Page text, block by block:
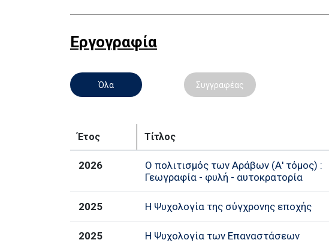
Εργογραφία
Όλα Συγγραφέας
Έτος Τίτλος
2026
Ο πολιτισμός των Αράβων (Α' τόμος) :
Γεωγραφία - φυλή - αυτοκρατορία
2025 Η Ψυχολογία της σύγχρονης εποχής
2025 Η Ψυχολογία των Επαναστάσεων